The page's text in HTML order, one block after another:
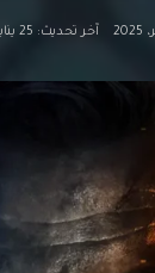
آخر تحديث: 25 يناير، 2026